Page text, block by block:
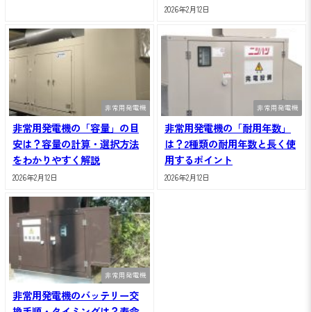
2026年2月12日
非常用発電機
非常用発電機の「容量」の目
安は？容量の計算・選択方法
をわかりやすく解説
2026年2月12日
非常用発電機
非常用発電機の「耐用年数」
は？2種類の耐用年数と長く使
用するポイント
2026年2月12日
非常用発電機
非常用発電機のバッテリー交